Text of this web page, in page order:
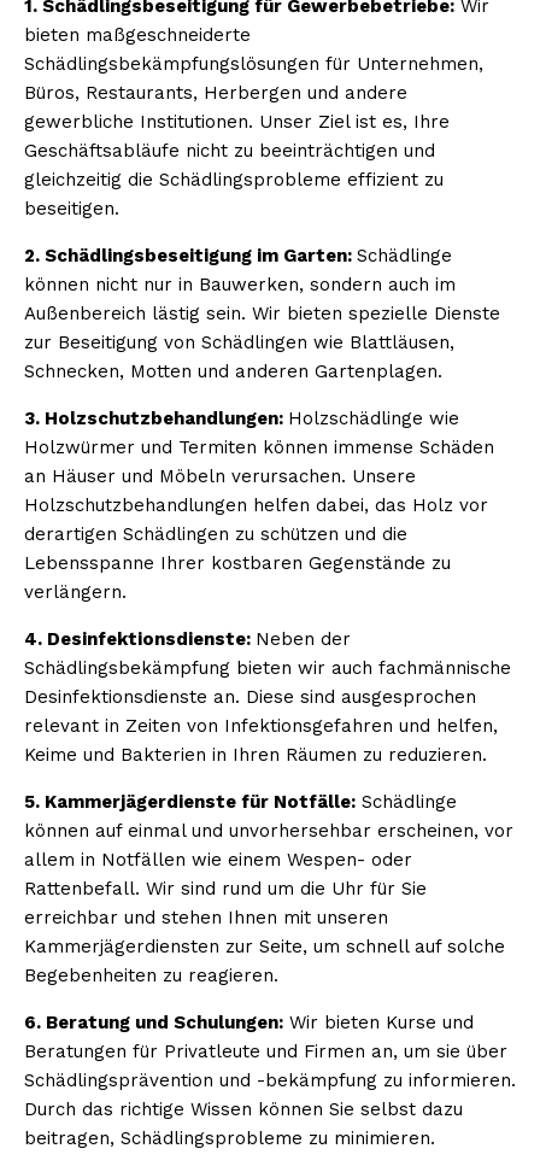
1. Schädlingsbeseitigung für Gewerbebetriebe: Wir
bieten maßgeschneiderte
Schädlingsbekämpfungslösungen für Unternehmen,
Büros, Restaurants, Herbergen und andere
gewerbliche Institutionen. Unser Ziel ist es, Ihre
Geschäftsabläufe nicht zu beeinträchtigen und
gleichzeitig die Schädlingsprobleme effizient zu
beseitigen.
2. Schädlingsbeseitigung im Garten: Schädlinge
können nicht nur in Bauwerken, sondern auch im
Außenbereich lästig sein. Wir bieten spezielle Dienste
zur Beseitigung von Schädlingen wie Blattläusen,
Schnecken, Motten und anderen Gartenplagen.
3. Holzschutzbehandlungen: Holzschädlinge wie
Holzwürmer und Termiten können immense Schäden
an Häuser und Möbeln verursachen. Unsere
Holzschutzbehandlungen helfen dabei, das Holz vor
derartigen Schädlingen zu schützen und die
Lebensspanne Ihrer kostbaren Gegenstände zu
verlängern.
4. Desinfektionsdienste: Neben der
Schädlingsbekämpfung bieten wir auch fachmännische
Desinfektionsdienste an. Diese sind ausgesprochen
relevant in Zeiten von Infektionsgefahren und helfen,
Keime und Bakterien in Ihren Räumen zu reduzieren.
5. Kammerjägerdienste für Notfälle: Schädlinge
können auf einmal und unvorhersehbar erscheinen, vor
allem in Notfällen wie einem Wespen- oder
Rattenbefall. Wir sind rund um die Uhr für Sie
erreichbar und stehen Ihnen mit unseren
Kammerjägerdiensten zur Seite, um schnell auf solche
Begebenheiten zu reagieren.
6. Beratung und Schulungen: Wir bieten Kurse und
Beratungen für Privatleute und Firmen an, um sie über
Schädlingsprävention und -bekämpfung zu informieren.
Durch das richtige Wissen können Sie selbst dazu
beitragen, Schädlingsprobleme zu minimieren.